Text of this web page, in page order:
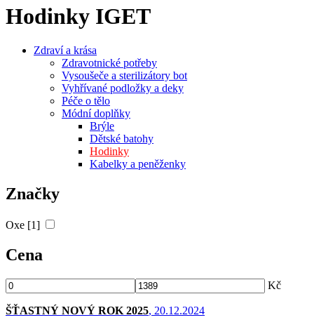
Hodinky IGET
Zdraví a krása
Zdravotnické potřeby
Vysoušeče a sterilizátory bot
Vyhřívané podložky a deky
Péče o tělo
Módní doplňky
Brýle
Dětské batohy
Hodinky
Kabelky a peněženky
Značky
Oxe [1]
Cena
Kč
ŠŤASTNÝ NOVÝ ROK 2025, 20.12.2024